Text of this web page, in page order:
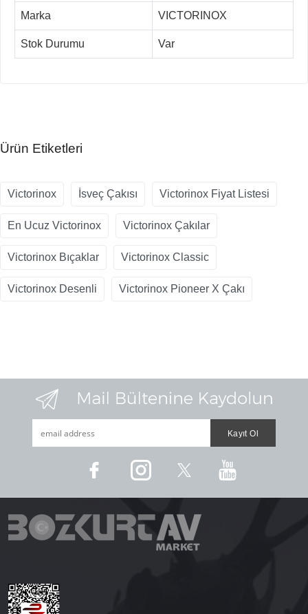
Marka VICTORINOX
Stok Durumu Var
Ürün Etiketleri
Victorinox İsveç Çakısı Victorinox Fiyat Listesi
En Ucuz Victorinox Victorinox Çakılar
Victorinox Bıçaklar Victorinox Classic
Victorinox Desenli Victorinox Pioneer X Çakı